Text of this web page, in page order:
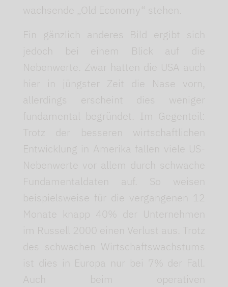
wachsende „Old Economy“ stehen.
Ein gänzlich anderes Bild ergibt sich
jedoch bei einem Blick auf die
Nebenwerte. Zwar hatten die USA auch
hier in jüngster Zeit die Nase vorn,
allerdings erscheint dies weniger
fundamental begründet. Im Gegenteil:
Trotz der besseren wirtschaftlichen
Entwicklung in Amerika fallen viele US-
Nebenwerte vor allem durch schwache
Fundamentaldaten auf. So weisen
beispielsweise für die vergangenen 12
Monate knapp 40% der Unternehmen
im Russell 2000 einen Verlust aus. Trotz
des schwachen Wirtschaftswachstums
ist dies in Europa nur bei 7% der Fall.
Auch beim operativen